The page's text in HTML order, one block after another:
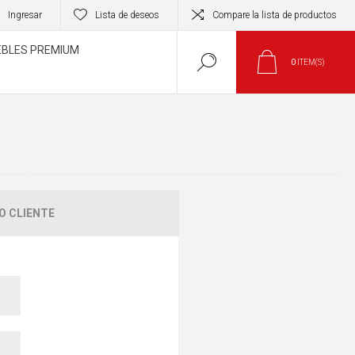
Ingresar Lista de deseos Compare la lista de productos
PREMIUM
0 ITEM(S)
CLIENTE